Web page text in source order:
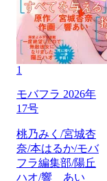
1
モバフラ 2026年
17号
桃乃みく/宮城杏
奈/本はるか/モバ
フラ編集部/陽丘
ハオ/響 あい